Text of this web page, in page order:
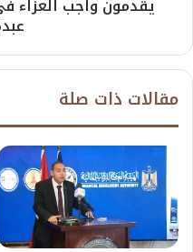
يقدمون واجب
مقالات ذات صلة